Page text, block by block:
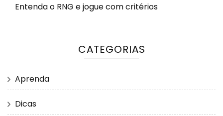
Entenda o RNG e jogue com critérios
CATEGORIAS
Aprenda
Dicas